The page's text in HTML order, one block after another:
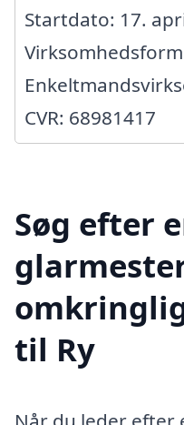
Startdato: 17.
CVR: 68981417
Søg efter
til Ry